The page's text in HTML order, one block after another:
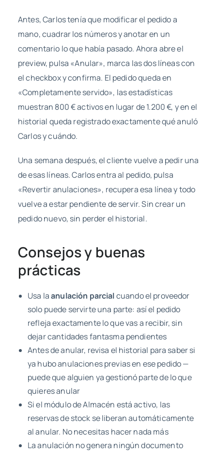
Antes, Carlos tenía que modificar el pedido a
mano, cuadrar los números y anotar en un
comentario lo que había pasado. Ahora abre el
preview, pulsa «Anular», marca las dos líneas con
el checkbox y confirma. El pedido queda en
«Completamente servido», las estadísticas
muestran 800 € activos en lugar de 1.200 €, y en el
historial queda registrado exactamente qué anuló
Carlos y cuándo.
Una semana después, el cliente vuelve a pedir una
de esas líneas. Carlos entra al pedido, pulsa
«Revertir anulaciones», recupera esa línea y todo
vuelve a estar pendiente de servir. Sin crear un
pedido nuevo, sin perder el historial.
Consejos y buenas
prácticas
Usa laanulación parcialcuando el proveedor
solo puede servirte una parte: así el pedido
refleja exactamente lo que vas a recibir, sin
dejar cantidades fantasma pendientes
Antes de anular, revisa el historial para saber si
ya hubo anulaciones previas en ese pedido —
puede que alguien ya gestionó parte de lo que
quieres anular
Si el módulo de Almacén está activo, las
reservas de stock se liberan automáticamente
al anular. No necesitas hacer nada más
La anulación no genera ningún documento